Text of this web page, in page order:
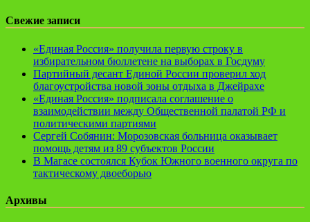
Свежие записи
«Единая Россия» получила первую строку в
избирательном бюллетене на выборах в Госдуму
Партийный десант Единой России проверил ход
благоустройства новой зоны отдыха в Джейрахе
«Единая Россия» подписала соглашение о
взаимодействии между Общественной палатой РФ и
политическими партиями
Сергей Собянин: Морозовская больница оказывает
помощь детям из 89 субъектов России
В Магасе состоялся Кубок Южного военного округа по
тактическому двоеборью
Архивы